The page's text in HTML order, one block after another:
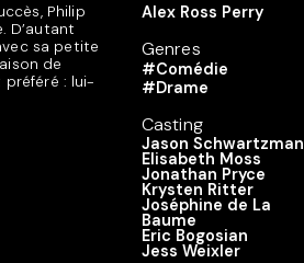
Philip
D’autant
sa petite
de
préféré : lui-
Alex Ross Perry
Genres
#Comédie
#Drame
Casting
Jason Schwartzman
Elisabeth Moss
Jonathan Pryce
Krysten Ritter
Joséphine de La
Baume
Eric Bogosian
Jess Weixler